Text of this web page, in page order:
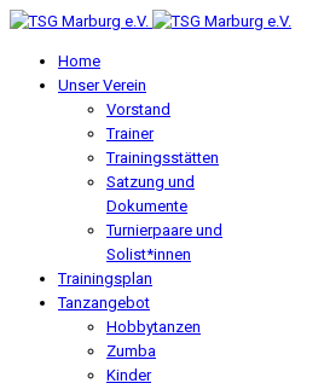
Home
Unser Verein
Vorstand
Trainer
Trainingsstätten
Satzung und
Dokumente
Turnierpaare und
Solist*innen
Trainingsplan
Tanzangebot
Hobbytanzen
Zumba
Kinder